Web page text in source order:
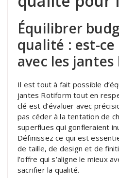
Équilibrer
qualité : est-ce
avec les
Il est tout à fait possible
jantes Rotiform tout en
clé est d’évaluer avec
pas céder à la tentation de
superflues qui gonfleraient
Définissez ce qui est
de taille, de design et de
l’offre qui s’aligne le mieux
sacrifier la qualité.